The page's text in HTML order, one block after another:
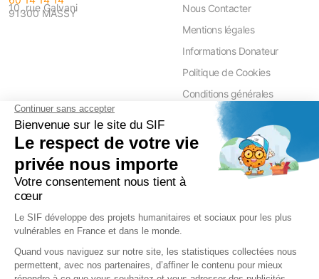
10, rue Galvani
91300 MASSY
Nous Contacter
Mentions légales
Informations Donateur
Politique de Cookies
Conditions générales
Politique de confidentialité
FAQ
Réduction Fiscale
Ramadan 2026
Zakât Al Maal
Parrainage Individuel
Waqf
PRESSE ET PARTENAIRE
Contact Presse
Actualités Presse